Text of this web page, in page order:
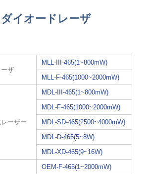
イオードレーザ
ザ
MLL-III-465(1~800mW)
MLL-F-465(1000~2000mW)
ーザー
MDL-III-465(1~800mW)
MDL-F-465(1000~2000mW)
MDL-SD-465(2500~4000mW)
MDL-D-465(5~8W)
MDL-XD-465(9~16W)
OEM-F-465(1~2000mW)